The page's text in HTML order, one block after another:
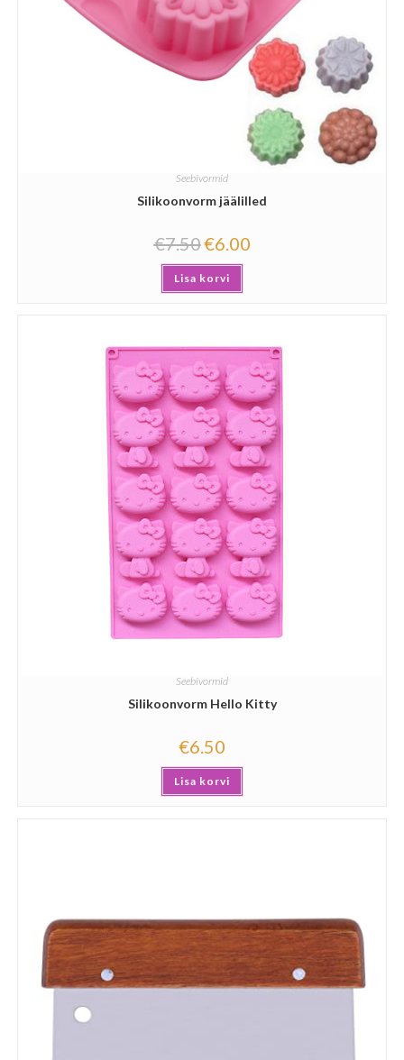
Seebivormid
Silikoonvorm jäälilled
€7.50€6.00
Lisa korvi
Seebivormid
Silikoonvorm Hello Kitty
€6.50
Lisa korvi